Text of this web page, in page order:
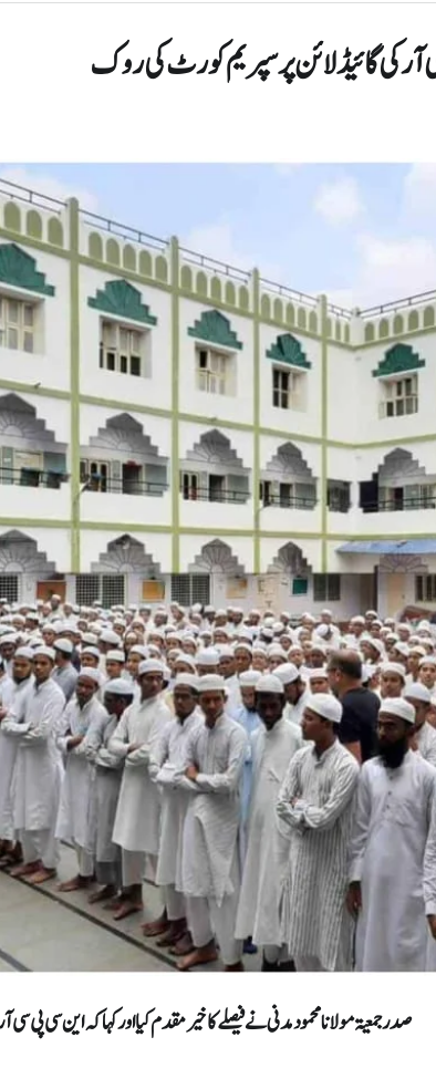
کی گائیڈلائن پر سپریم کورٹ کی روک
صدر جمعیۃ مولانا محمود مدنی نے فیصلے کا خیرمقدم کیا او رکہا کہ این سی